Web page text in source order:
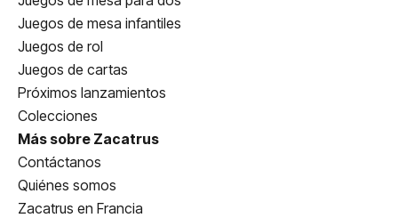
Juegos de mesa infantiles
Juegos de rol
Juegos de cartas
Próximos lanzamientos
Colecciones
Más sobre Zacatrus
Contáctanos
Quiénes somos
Zacatrus en Francia